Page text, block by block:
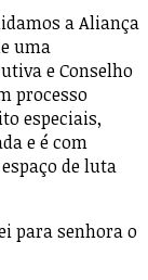
a Aliança
uma
e Conselho
processo
especiais,
e é com
de luta
para senhora o